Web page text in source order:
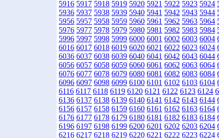
5916 5917 5918 5919 5920 5921 5922 5923 5924
5936 5937 5938 5939 5940 5941 5942 5943 5944
5956 5957 5958 5959 5960 5961 5962 5963 5964
5976 5977 5978 5979 5980 5981 5982 5983 5984
5996 5997 5998 5999 6000 6001 6002 6003 6004
6016 6017 6018 6019 6020 6021 6022 6023 6024
6036 6037 6038 6039 6040 6041 6042 6043 6044
6056 6057 6058 6059 6060 6061 6062 6063 6064
6076 6077 6078 6079 6080 6081 6082 6083 6084
6096 6097 6098 6099 6100 6101 6102 6103 6104
6116 6117 6118 6119 6120 6121 6122 6123 6124
6136 6137 6138 6139 6140 6141 6142 6143 6144
6156 6157 6158 6159 6160 6161 6162 6163 6164
6176 6177 6178 6179 6180 6181 6182 6183 6184
6196 6197 6198 6199 6200 6201 6202 6203 6204
6216 6217 6218 6219 6220 6221 6222 6223 6224